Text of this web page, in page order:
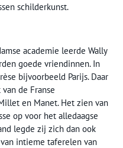
schilderkunst.
academie leerde Wally
goede vriendinnen. In
bijvoorbeeld Parijs. Daar
de Franse
en Manet. Het zien van
op voor het alledaagse
legde zij zich dan ook
intieme taferelen van